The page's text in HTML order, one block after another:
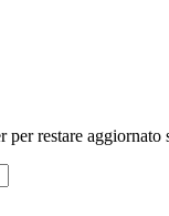
per restare